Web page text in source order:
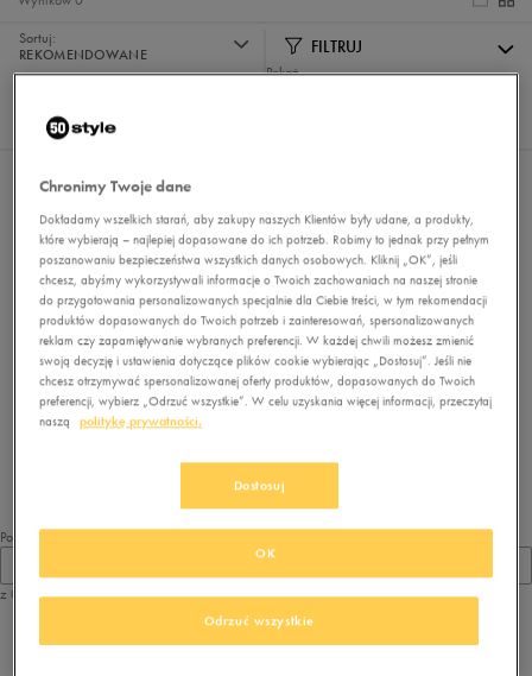
Sortuj:
REKOMENDOWANE
FILTRUJ
Pokaż
Nie wybrano filtrów
Brak produktów do wyświetlenia
Zmień kryteria wyszukiwania lub
Pokaż
z 0
z1
Chronimy Twoje dane
Dokładamy wszelkich starań, aby zakupy naszych Klientów były udane, a produkty,
które wybierają – najlepiej dopasowane do ich potrzeb. Robimy to jednak przy pełnym
poszanowaniu bezpieczeństwa wszystkich danych osobowych. Kliknij „OK”, jeśli
chcesz, abyśmy wykorzystywali informacje o Twoich zachowaniach na naszej stronie
do przygotowania personalizowanych specjalnie dla Ciebie treści, w tym rekomendacji
produktów dopasowanych do Twoich potrzeb i zainteresowań, spersonalizowanych
reklam czy zapamiętywanie wybranych preferencji. W każdej chwili możesz zmienić
swoją decyzję i ustawienia dotyczące plików cookie wybierając „Dostosuj”. Jeśli nie
chcesz otrzymywać spersonalizowanej oferty produktów, dopasowanych do Twoich
preferencji, wybierz „Odrzuć wszystkie”. W celu uzyskania więcej informacji, przeczytaj
naszą
politykę prywatności.
Dostosuj
Odrzuć wszystkie
OK